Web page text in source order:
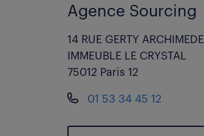
Agence Sourcing
14 RUE GERTY ARCHIMEDE
IMMEUBLE LE CRYSTAL
75012 Paris 12
01 53 34 45 12